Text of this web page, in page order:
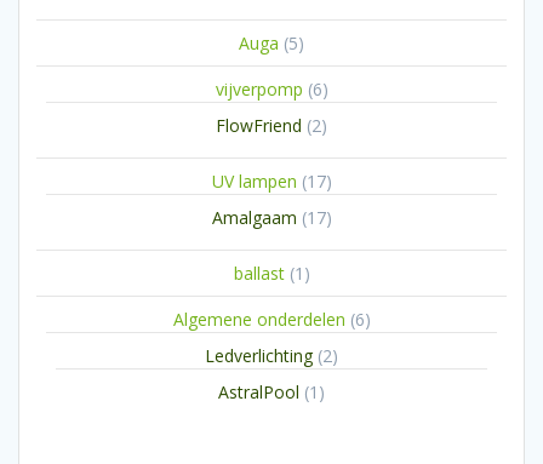
Auga 55
producten
vijverpomp 66
FlowFriend 22
UV lampen 1717
Amalgaam 1717
ballast 1 1
product
Algemene onderdelen 66
Ledverlichting 22
AstralPool 1 1